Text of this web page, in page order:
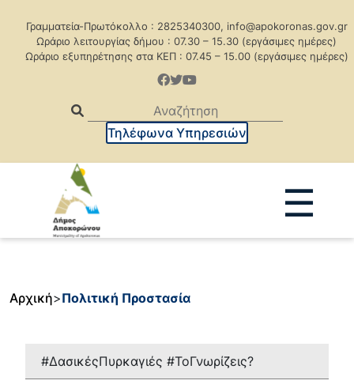
Γραμματεία-Πρωτόκολλο : 2825340300, info@apokoronas.gov.gr
Ωράριο λειτουργίας δήμου : 07.30 – 15.30 (εργάσιμες ημέρες)
Ωράριο εξυπηρέτησης στα ΚΕΠ : 07.45 – 15.00 (εργάσιμες ημέρες)
Τηλέφωνα Υπηρεσιών
Δημοπρασίες
Δήμαρχος
Αντιδήμαρχοι και
☰
Αρχική>Πολιτική Προστασία
#ΔασικέςΠυρκαγιές #ΤοΓνωρίζεις?